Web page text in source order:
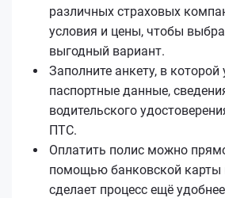
различных страховых
условия и цены, чтобы
выгодный вариант.
Заполните анкету, в которой
паспортные данные,
водительского
ПТС.
Оплатить полис можно
помощью банковской карты
сделает процесс ещё